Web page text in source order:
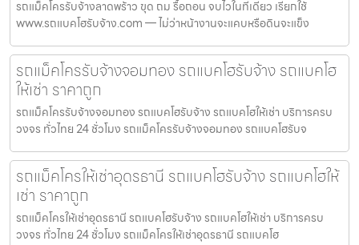
รถแม็คโครรับจ้างลาดพร้าว ขุด ถม รื้อถอน จบไวในที่เดียว เรียกใช้
www.รถแบคโฮรับจ้าง.com — ไม่ว่าหน้างานจะแคบหรือดินจะแข็ง
รถแม็คโครรับจ้างจอมทอง รถแบคโฮรับจ้าง รถแบคโฮ
ให้เช่า ราคาถูก
รถแม็คโครรับจ้างจอมทอง รถแบคโฮรับจ้าง รถแบคโฮให้เช่า บริการครบ
วงจร ทั่วไทย 24 ชั่วโมง รถแม็คโครรับจ้างจอมทอง รถแบคโฮรับจ
รถแม็คโครให้เช่าอุดรธานี รถแบคโฮรับจ้าง รถแบคโฮให้
เช่า ราคาถูก
รถแม็คโครให้เช่าอุดรธานี รถแบคโฮรับจ้าง รถแบคโฮให้เช่า บริการครบ
วงจร ทั่วไทย 24 ชั่วโมง รถแม็คโครให้เช่าอุดรธานี รถแบคโฮ